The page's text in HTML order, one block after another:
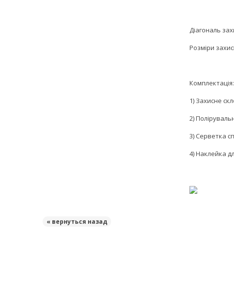
Діагональ
Розміри
Комплектація:
1) Захисне
2)
3) Серветка
4) Наклейка
« вернуться назад